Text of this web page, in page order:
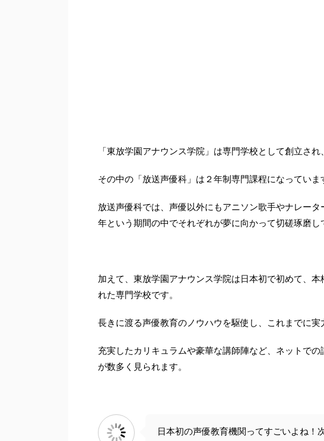
「東放学園アナウンス学院」は専門学校として創立され、
その中の「放送声優科」は２年制専門課程になっていま
放送声優科では、声優以外にもアニソン歌手やナレータ
年という期間の中でそれぞれが夢に向かって切磋琢磨し
加えて、東放学園アナウンス学院は日本初で初めて、 本
れた専門学校です。
長きに渡る声優教育のノウハウを駆使し、これまでに実
充実したカリキュラムや豪華な講師陣など、 ネットでの
が数多く見られます。
日本初の声優教育機関ってすごいよね！